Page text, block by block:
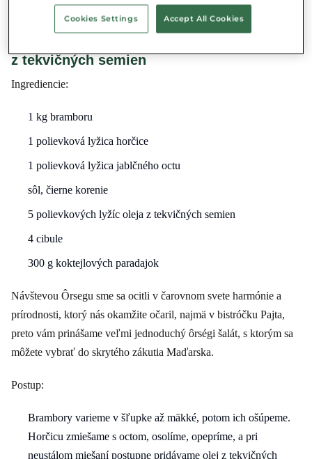
na všetky tri.
z tekvičných semien
Ingrediencie:
1 kg bramboru
1 polievková lyžica horčice
1 polievková lyžica jablčného octu
sôl, čierne korenie
5 polievkových lyžíc oleja z tekvičných semien
4 cibule
300 g koktejlových paradajok
Návštevou Ôrsegu sme sa ocitli v čarovnom svete harmónie a
prírodnosti, ktorý nás okamžite očaril, najmä v bistróčku Pajta,
preto vám prinášame veľmi jednoduchý ôrségi šalát, s ktorým sa
môžete vybrať do skrytého zákutia Maďarska.
Postup:
Brambory varieme v šľupke až mäkké, potom ich ošúpeme.
Horčicu zmiešame s octom, osolíme, opepríme, a pri
neustálom miešaní postupne pridávame olej z tekvičných
Cookies Settings Accept All Cookies